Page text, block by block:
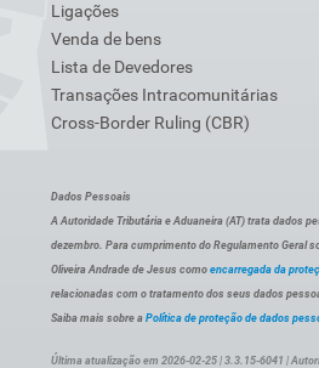
Ligações
Venda de bens
Lista de Devedores
Transações Intracomunitárias
Cross-Border Ruling (CBR)
Dados Pessoais
A Autoridade Tributária e Aduaneira (AT) trata dados
dezembro. Para cumprimento do Regulamento Geral
Oliveira Andrade de Jesus como encarregada da
relacionadas com o tratamento dos seus dados
Saiba mais sobre a Política de proteção de dados
Última atualização em 2026-02-25 | 3.3.15-6041 |